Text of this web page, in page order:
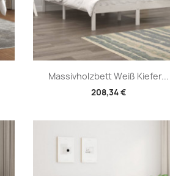
Massivholzbett Weiß Kiefer...
208,34 €
Vorschau